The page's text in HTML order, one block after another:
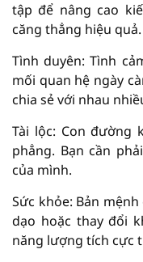
tập để nâng cao
căng thẳng hiệu quả.
Tình duyên: Tình
mối quan hệ ngày
chia sẻ với nhau
Tài lộc: Con đường
phẳng. Bạn cần
của mình.
Sức khỏe: Bản
dạo hoặc thay đổi
năng lượng tích cực